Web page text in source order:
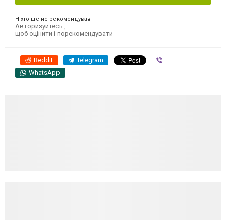
Ніхто ще не рекомендував
Авторизуйтесь ,
щоб оцінити і порекомендувати
Reddit Telegram
WhatsApp